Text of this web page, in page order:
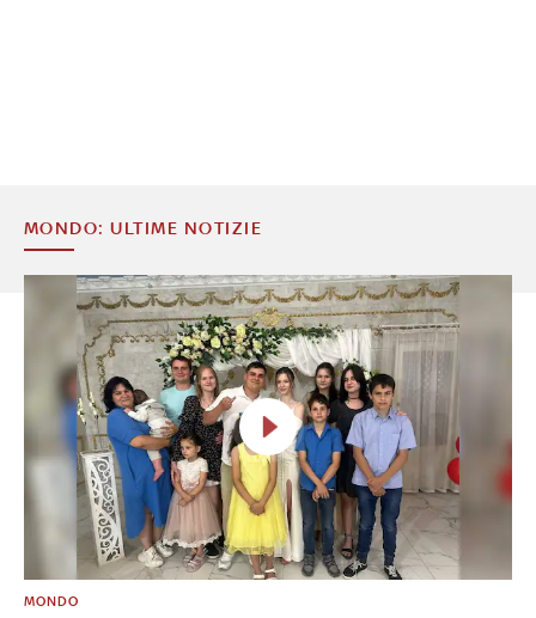
MONDO: ULTIME NOTIZIE
MONDO